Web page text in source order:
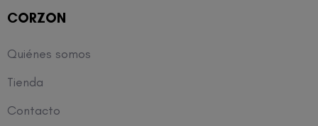
CORZON
Quiénes somos
Tienda
Contacto